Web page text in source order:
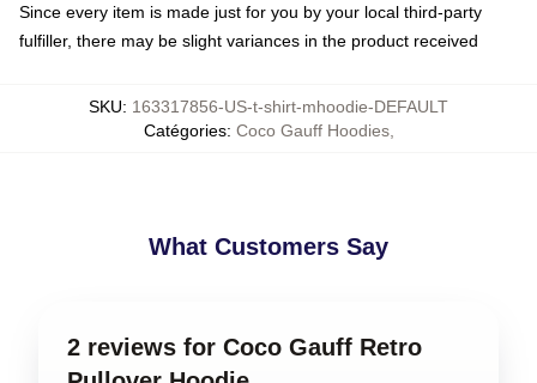
Since every item is made just for you by your local third-party
fulfiller, there may be slight variances in the product received
SKU: 163317856-US-t-shirt-mhoodie-DEFAULT
Catégories: Coco Gauff Hoodies,
What Customers Say
2 reviews for Coco Gauff Retro